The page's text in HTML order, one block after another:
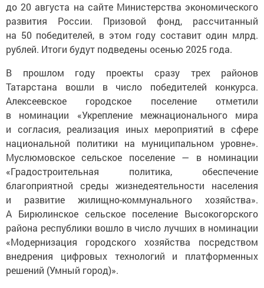
до 20 августа на сайте Министерства экономического
развития России. Призовой фонд, рассчитанный
на 50 победителей, в этом году составит один млрд.
рублей. Итоги будут подведены осенью 2025 года.
В прошлом году проекты сразу трех районов
Татарстана вошли в число победителей конкурса.
Алексеевское городское поселение отметили
в номинации «Укрепление межнационального мира
и согласия, реализация иных мероприятий в сфере
национальной политики на муниципальном уровне».
Муслюмовское сельское поселение — в номинации
«Градостроительная политика, обеспечение
благоприятной среды жизнедеятельности населения
и развитие жилищно-коммунального хозяйства».
А Бирюлинское сельское поселение Высокогорского
района республики вошло в число лучших в номинации
«Модернизация городского хозяйства посредством
внедрения цифровых технологий и платформенных
решений (Умный город)».